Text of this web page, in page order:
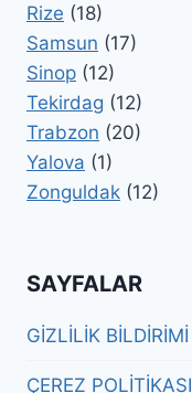
Rize (18)
Samsun (17)
Sinop (12)
Tekirdag (12)
Trabzon (20)
Yalova (1)
Zonguldak (12)
SAYFALAR
GİZLİLİK BİLDİRİMİ
ÇEREZ POLİTİKASI